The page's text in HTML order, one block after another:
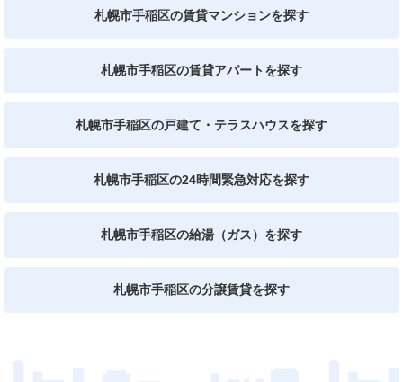
札幌市手稲区の賃貸マンションを探す
札幌市手稲区の賃貸アパートを探す
札幌市手稲区の戸建て・テラスハウスを探す
札幌市手稲区の24時間緊急対応を探す
札幌市手稲区の給湯（ガス）を探す
札幌市手稲区の分譲賃貸を探す